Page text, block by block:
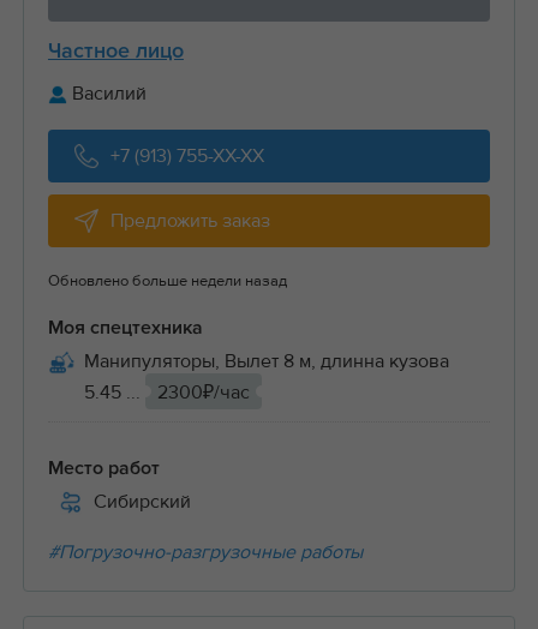
Частное лицо
Василий
+7 (913) 755-XX-XX
Предложить заказ
Обновлено больше недели назад
Моя спецтехника
Манипуляторы, Вылет 8 м, длинна кузова
5.45 ...
2300₽/час
Место работ
Сибирский
#Погрузочно-разгрузочные работы